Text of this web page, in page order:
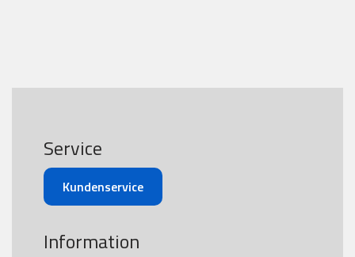
Service
Kundenservice
Information